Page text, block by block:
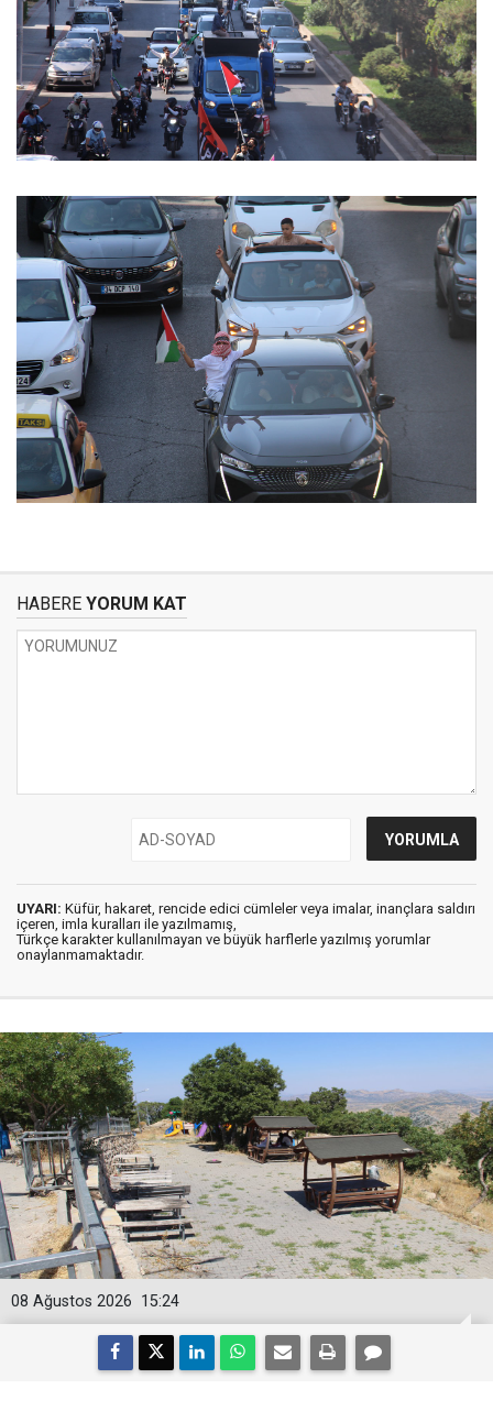
HABERE YORUM KAT
UYARI: Küfür, hakaret, rencide edici cümleler veya imalar, inançlara saldırı
içeren, imla kuralları ile yazılmamış,
Türkçe karakter kullanılmayan ve büyük harflerle yazılmış yorumlar
onaylanmamaktadır.
15:24
08 Ağustos 2026